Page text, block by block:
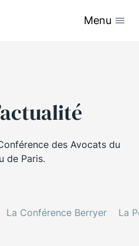
Menu
des Avocats du
de Paris.
La Conférence Berryer La